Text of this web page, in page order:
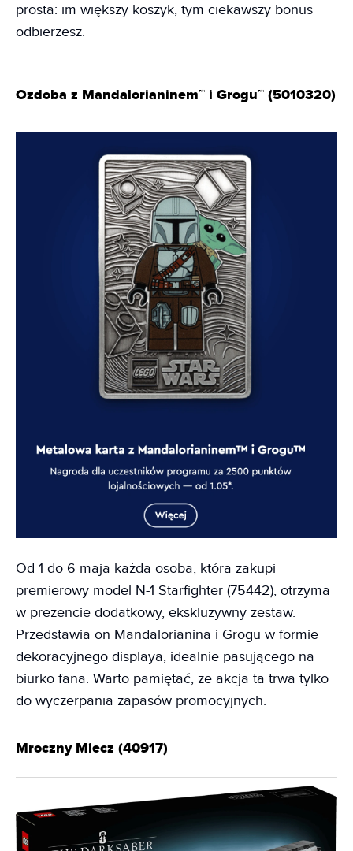
prosta: im większy koszyk, tym ciekawszy bonus
odbierzesz.
Ozdoba z Mandalorianinem™ i Grogu™ (5010320)
Od 1 do 6 maja każda osoba, która zakupi
premierowy model N-1 Starfighter (75442), otrzyma
w prezencie dodatkowy, ekskluzywny zestaw.
Przedstawia on Mandalorianina i Grogu w formie
dekoracyjnego displaya, idealnie pasującego na
biurko fana. Warto pamiętać, że akcja ta trwa tylko
do wyczerpania zapasów promocyjnych.
Mroczny Miecz (40917)